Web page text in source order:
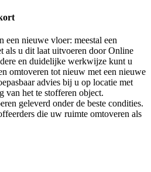
een nieuwe vloer: meestal een
als u dit laat uitvoeren door Online
en duidelijke werkwijze kunt u
omtoveren tot nieuw met een nieuwe
advies bij u op locatie met
van het te stofferen object.
geleverd onder de beste condities.
die uw ruimte omtoveren als